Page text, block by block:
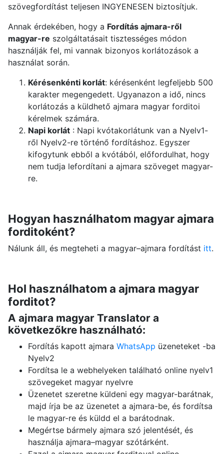
szövegfordítást teljesen INGYENESEN biztosítjuk.
Annak érdekében, hogy a Fordítás ajmara-ről
magyar-re szolgáltatásait tisztességes módon
használják fel, mi vannak bizonyos korlátozások a
használat során.
Kérésenkénti korlát: kérésenként legfeljebb 500
karakter megengedett. Ugyanazon a idő, nincs
korlátozás a küldhető ajmara magyar forditoi
kérelmek számára.
Napi korlát: Napi kvótakorlátunk van a Nyelv1-
ről Nyelv2-re történő fordításhoz. Egyszer
kifogytunk ebből a kvótából, előfordulhat, hogy
nem tudja lefordítani a ajmara szöveget magyar-
re.
Hogyan használhatom magyar ajmara
forditoként?
Nálunk áll, és megteheti a magyar–ajmara fordítást itt.
Hol használhatom a ajmara magyar
forditot?
A ajmara magyar Translator a
következőkre használható:
Fordítás kapott ajmara WhatsApp üzeneteket -ba
Nyelv2
Fordítsa le a webhelyeken található online nyelv1
szövegeket magyar nyelvre
Üzenetet szeretne küldeni egy magyar-barátnak,
majd írja be az üzenetet a ajmara-be, és fordítsa
le magyar-re és küldd el a barátodnak.
Megértse bármely ajmara szó jelentését, és
használja ajmara–magyar szótárként.